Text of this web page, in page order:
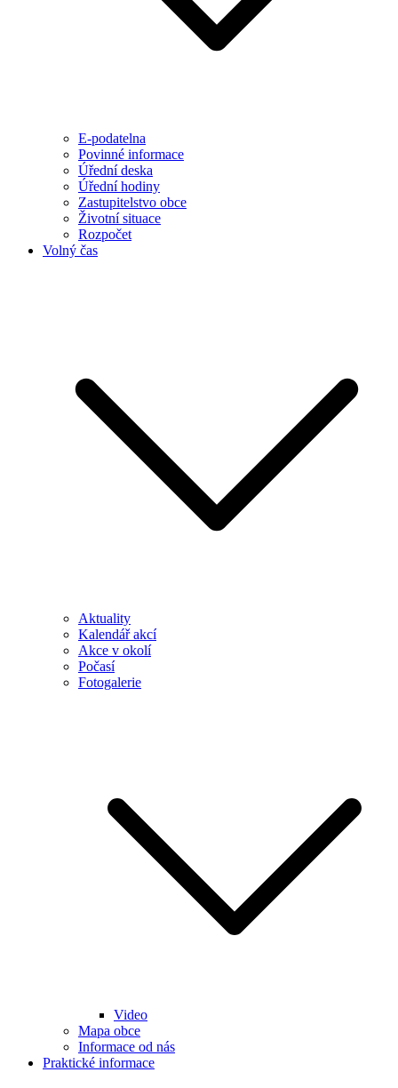
E-podatelna
Povinné informace
Úřední deska
Úřední hodiny
Zastupitelstvo obce
Životní situace
Rozpočet
Volný čas
Aktuality
Kalendář akcí
Akce v okolí
Počasí
Fotogalerie
Video
Mapa obce
Informace od nás
Praktické informace